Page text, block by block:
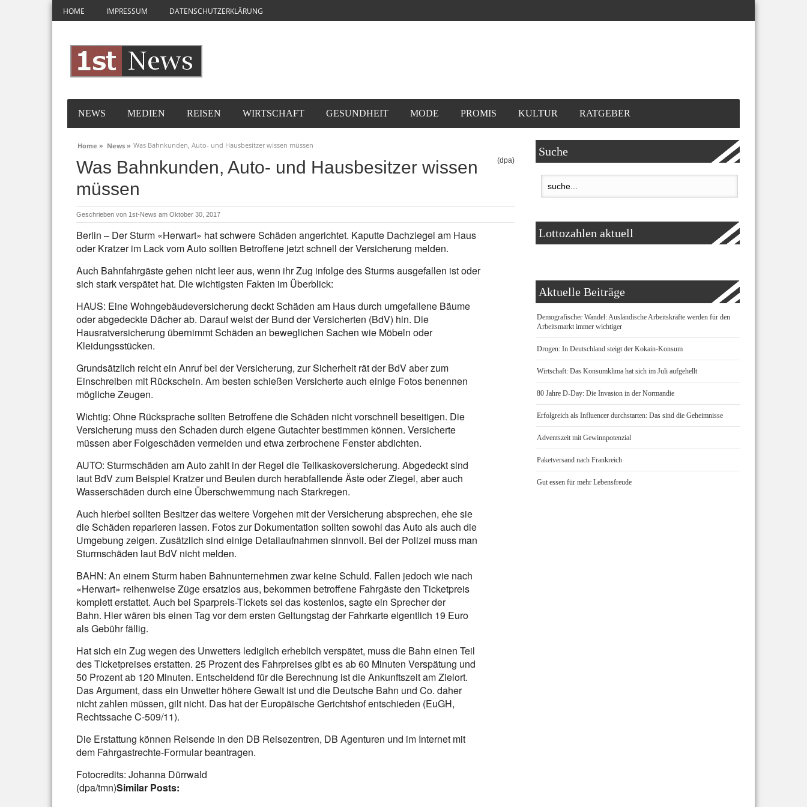
HOME IMPRESSUM DATENSCHUTZERKLÄRUNG
NEWS MEDIEN REISEN WIRTSCHAFT GESUNDHEIT MODE PROMIS KULTUR RATGEBER
Home » News » Was Bahnkunden, Auto- und Hausbesitzer wissen müssen
Was Bahnkunden, Auto- und Hausbesitzer wissen
müssen
(dpa)
Geschrieben von 1st-News am Oktober 30, 2017
Berlin – Der Sturm «Herwart» hat schwere Schäden angerichtet. Kaputte Dachziegel am Haus
oder Kratzer im Lack vom Auto sollten Betroffene jetzt schnell der Versicherung melden.
Auch Bahnfahrgäste gehen nicht leer aus, wenn ihr Zug infolge des Sturms ausgefallen ist oder
sich stark verspätet hat. Die wichtigsten Fakten im Überblick:
HAUS: Eine Wohngebäudeversicherung deckt Schäden am Haus durch umgefallene Bäume
oder abgedeckte Dächer ab. Darauf weist der Bund der Versicherten (BdV) hin. Die
Hausratversicherung übernimmt Schäden an beweglichen Sachen wie Möbeln oder
Kleidungsstücken.
Grundsätzlich reicht ein Anruf bei der Versicherung, zur Sicherheit rät der BdV aber zum
Einschreiben mit Rückschein. Am besten schießen Versicherte auch einige Fotos benennen
mögliche Zeugen.
Wichtig: Ohne Rücksprache sollten Betroffene die Schäden nicht vorschnell beseitigen. Die
Versicherung muss den Schaden durch eigene Gutachter bestimmen können. Versicherte
müssen aber Folgeschäden vermeiden und etwa zerbrochene Fenster abdichten.
AUTO: Sturmschäden am Auto zahlt in der Regel die Teilkaskoversicherung. Abgedeckt sind
laut BdV zum Beispiel Kratzer und Beulen durch herabfallende Äste oder Ziegel, aber auch
Wasserschäden durch eine Überschwemmung nach Starkregen.
Auch hierbei sollten Besitzer das weitere Vorgehen mit der Versicherung absprechen, ehe sie
die Schäden reparieren lassen. Fotos zur Dokumentation sollten sowohl das Auto als auch die
Umgebung zeigen. Zusätzlich sind einige Detailaufnahmen sinnvoll. Bei der Polizei muss man
Sturmschäden laut BdV nicht melden.
BAHN: An einem Sturm haben Bahnunternehmen zwar keine Schuld. Fallen jedoch wie nach
«Herwart» reihenweise Züge ersatzlos aus, bekommen betroffene Fahrgäste den Ticketpreis
komplett erstattet. Auch bei Sparpreis-Tickets sei das kostenlos, sagte ein Sprecher der
Bahn. Hier wären bis einen Tag vor dem ersten Geltungstag der Fahrkarte eigentlich 19 Euro
als Gebühr fällig.
Hat sich ein Zug wegen des Unwetters lediglich erheblich verspätet, muss die Bahn einen Teil
des Ticketpreises erstatten. 25 Prozent des Fahrpreises gibt es ab 60 Minuten Verspätung und
50 Prozent ab 120 Minuten. Entscheidend für die Berechnung ist die Ankunftszeit am Zielort.
Das Argument, dass ein Unwetter höhere Gewalt ist und die Deutsche Bahn und Co. daher
nicht zahlen müssen, gilt nicht. Das hat der Europäische Gerichtshof entschieden (EuGH,
Rechtssache C-509/11).
Die Erstattung können Reisende in den DB Reisezentren, DB Agenturen und im Internet mit
dem Fahrgastrechte-Formular beantragen.
Fotocredits: Johanna Dürrwald
(dpa/tmn)Similar Posts:
Suche
Lottozahlen aktuell
Aktuelle Beiträge
Demografischer Wandel: Ausländische Arbeitskräfte werden für den
Arbeitsmarkt immer wichtiger
Drogen: In Deutschland steigt der Kokain-Konsum
Wirtschaft: Das Konsumklima hat sich im Juli aufgehellt
80 Jahre D-Day: Die Invasion in der Normandie
Erfolgreich als Influencer durchstarten: Das sind die Geheimnisse
Adventszeit mit Gewinnpotenzial
Paketversand nach Frankreich
Gut essen für mehr Lebensfreude